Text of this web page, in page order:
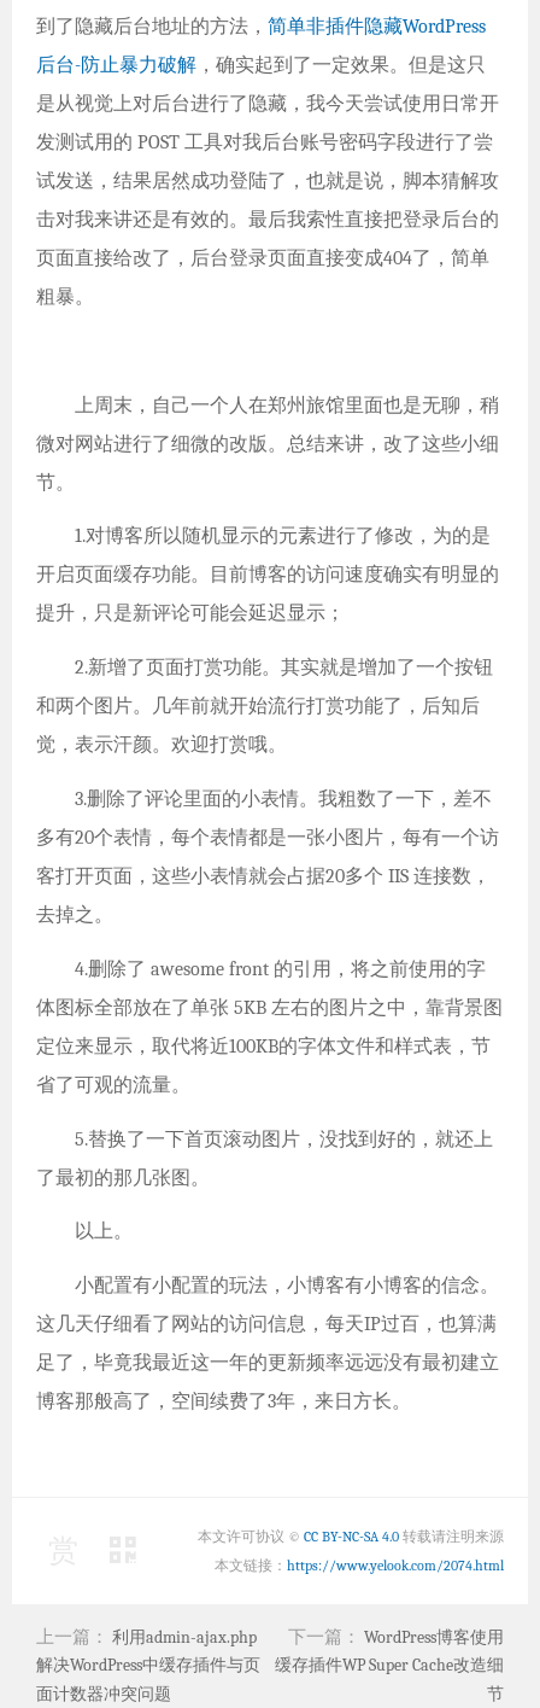
到了隐藏后台地址的方法， 简单非插件隐藏WordPress
后台-防止暴力破解 ，确实起到了一定效果。但是这只
是从视觉上对后台进行了隐藏，我今天尝试使用日常开
发测试用的 POST 工具对我后台账号密码字段进行了尝
试发送，结果居然成功登陆了，也就是说，脚本猜解攻
击对我来讲还是有效的。最后我索性直接把登录后台的
页面直接给改了，后台登录页面直接变成404了，简单
粗暴。
上周末，自己一个人在郑州旅馆里面也是无聊，稍
微对网站进行了细微的改版。总结来讲，改了这些小细
节。
1.对博客所以随机显示的元素进行了修改，为的是
开启页面缓存功能。目前博客的访问速度确实有明显的
提升，只是新评论可能会延迟显示；
2.新增了页面打赏功能。其实就是增加了一个按钮
和两个图片。几年前就开始流行打赏功能了，后知后
觉，表示汗颜。欢迎打赏哦。
3.删除了评论里面的小表情。我粗数了一下，差不
多有20个表情，每个表情都是一张小图片，每有一个访
客打开页面，这些小表情就会占据20多个 IIS 连接数，
去掉之。
4.删除了 awesome front 的引用，将之前使用的字
体图标全部放在了单张 5KB 左右的图片之中，靠背景图
定位来显示，取代将近100KB的字体文件和样式表，节
省了可观的流量。
5.替换了一下首页滚动图片，没找到好的，就还上
了最初的那几张图。
以上。
小配置有小配置的玩法，小博客有小博客的信念。
这几天仔细看了网站的访问信息，每天IP过百，也算满
足了，毕竟我最近这一年的更新频率远远没有最初建立
博客那般高了，空间续费了3年，来日方长。
本文许可协议 © CC BY-NC-SA 4.0 转载请注明来源
本文链接： https://www.yelook.com/2074.html
上一篇： 利用admin-ajax.php
解决WordPress中缓存插件与页
面计数器冲突问题
下一篇： WordPress博客使用
缓存插件WP Super Cache改造细
节